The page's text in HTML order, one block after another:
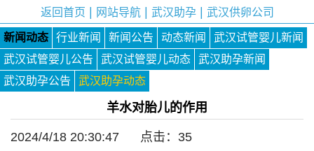
返回首页 网站导航| 武汉助孕| 武汉供卵公司
新闻动态 行业新闻 新闻公告 动态新闻
武汉试管婴儿新闻
武汉试管婴儿公告
武汉试管婴儿动态
武汉助孕新闻
武汉助孕公告
武汉助孕动态
羊水对胎儿的作用
2024/4/18 20:30:47 点击： 35